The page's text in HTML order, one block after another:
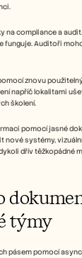
na compliance a
funguje. Auditoři
znovu
napříč lokalitami
školení.
pomocí jasné
nové systémy,
dřív těžkopádné
týmy
pásem pomocí